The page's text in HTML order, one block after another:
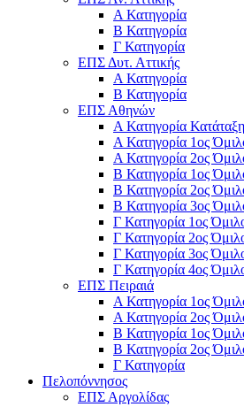
Α Κατηγορία
Β Κατηγορία
Γ Κατηγορία
ΕΠΣ Δυτ. Αττικής
Α Κατηγορία
Β Κατηγορία
ΕΠΣ Αθηνών
Α Κατηγορία Κατάταξη
Α Κατηγορία 1ος
Α Κατηγορία 2ος
Β Κατηγορία 1ος
Β Κατηγορία 2ος
Β Κατηγορία 3ος
Γ Κατηγορία 1ος
Γ Κατηγορία 2ος
Γ Κατηγορία 3ος
Γ Κατηγορία 4ος
ΕΠΣ Πειραιά
Α Κατηγορία 1ος
Α Κατηγορία 2ος
Β Κατηγορία 1ος
Β Κατηγορία 2ος
Γ Κατηγορία
Πελοπόννησος
ΕΠΣ Αργολίδας